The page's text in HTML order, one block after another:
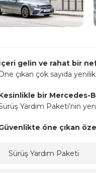
gelin ve rahat bir
çıkan çok sayıda
bir Mercedes-
Yardım Paketi’nin
öne çıkan
Sürüş Yardım Paketi